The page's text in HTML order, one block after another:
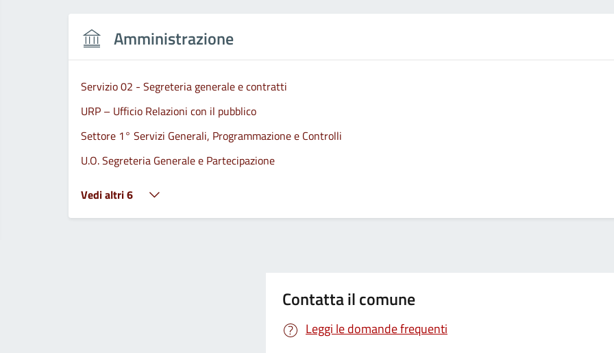
Amministrazione
Servizio 02 - Segreteria generale e contratti
URP – Ufficio Relazioni con il pubblico
Settore 1° Servizi Generali, Programmazione e Controlli
U.O. Segreteria Generale e Partecipazione
Vedi altri 6
Contatta il comune
Leggi le domande frequenti